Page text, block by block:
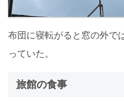
布団に寝転がると窓の外で
っていた。
旅館の食事